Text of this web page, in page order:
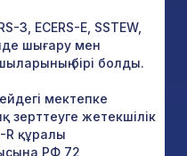
3, ECERS-E, SSTEW,
шығару мен
бірі болды.
мектепке
зерттеуге жетекшілік
R құралы
РФ 72